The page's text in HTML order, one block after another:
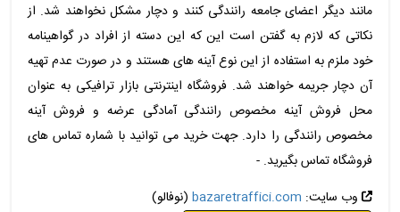
مانند دیگر اعضای جامعه رانندگی کنند و دچار مشکل نخواهند شد. از
نکاتی که لازم به گفتن است این که این دسته از افراد در گواهینامه
خود ملزم به استفاده از این نوع آینه های هستند و در صورت عدم تهیه
آن دچار جریمه خواهند شد. فروشگاه اینترنتی بازار ترافیکی به عنوان
محل فروش آینه مخصوص رانندگی آمادگی عرضه و فروش آینه
مخصوص رانندگی را دارد. جهت خرید می توانید با شماره تماس های
فروشگاه تماس بگیرید. -
وب سایت: bazaretraffici.com (نوفالو)